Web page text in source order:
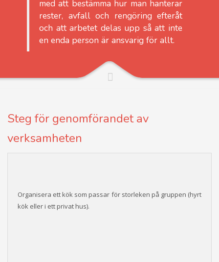
med att bestämma hur man hanterar
rester, avfall och rengöring efteråt
och att arbetet delas upp så att inte
en enda person är ansvarig för allt.
Steg för genomförandet av
verksamheten
Organisera ett kök som passar för storleken på gruppen (hyrt
kök eller i ett privat hus).